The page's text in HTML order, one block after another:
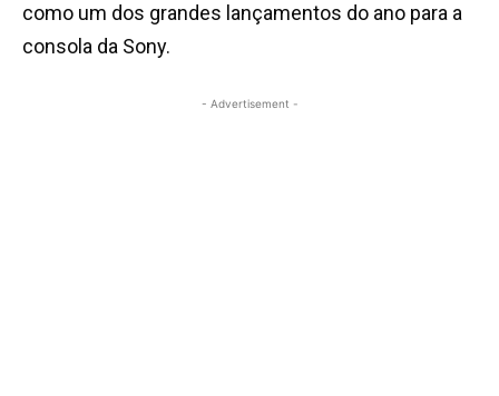
como um dos grandes lançamentos do ano para a
consola da Sony.
- Advertisement -